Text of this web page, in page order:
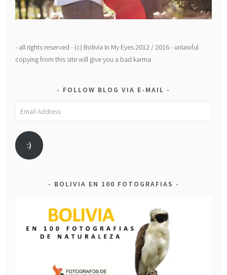
- all rights reserved - (c) Bolivia In My Eyes 2012 / 2016 - unlawful
copying from this site will give you a bad karma
FOLLOW BLOG VIA E-MAIL
Email
:)
BOLIVIA EN 100 FOTOGRAFIAS